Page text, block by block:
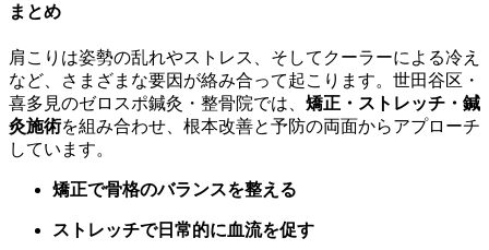
まとめ
肩こりは姿勢の乱れやストレス、そしてクーラーによる冷え
など、さまざまな要因が絡み合って起こります。世田谷区・
喜多見のゼロスポ鍼灸・整骨院では、 矯正・ストレッチ・鍼
灸施術を組み合わせ、根本改善と予防の両面からアプローチ
しています。
矯正で骨格のバランスを整える
ストレッチで日常的に血流を促す